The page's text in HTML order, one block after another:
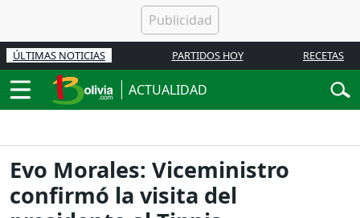
ÚLTIMAS NOTICIAS PARTIDOS HOY RECETAS
ACTUALIDAD
Evo Morales: Viceministro
confirmó la visita del